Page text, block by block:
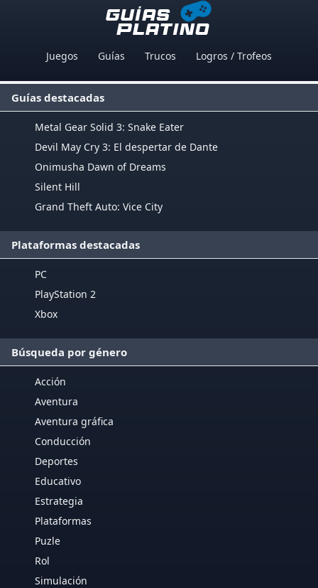
Juegos Guías Trucos Logros / Trofeos
Guías destacadas
Metal Gear Solid 3: Snake Eater
Devil May Cry 3: El despertar de Dante
Onimusha Dawn of Dreams
Silent Hill
Grand Theft Auto: Vice City
Plataformas destacadas
PC
PlayStation 2
Xbox
Búsqueda por género
Acción
Aventura
Aventura gráfica
Conducción
Deportes
Educativo
Estrategia
Plataformas
Puzle
Rol
Simulación